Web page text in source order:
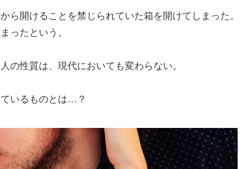
ら開けることを禁じられていた箱を開けてしまった。
ったという。
の性質は、現代においても変わらない。
いるものとは…？